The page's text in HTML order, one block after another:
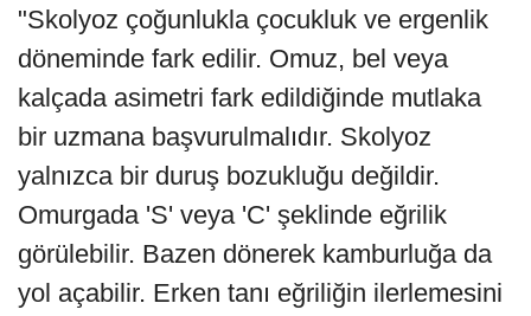
"Skolyoz çoğunlukla çocukluk ve ergenlik
döneminde fark edilir. Omuz, bel veya
kalçada asimetri fark edildiğinde mutlaka
bir uzmana başvurulmalıdır. Skolyoz
yalnızca bir duruş bozukluğu değildir.
Omurgada 'S' veya 'C' şeklinde eğrilik
görülebilir. Bazen dönerek kamburluğa da
yol açabilir. Erken tanı eğriliğin ilerlemesini